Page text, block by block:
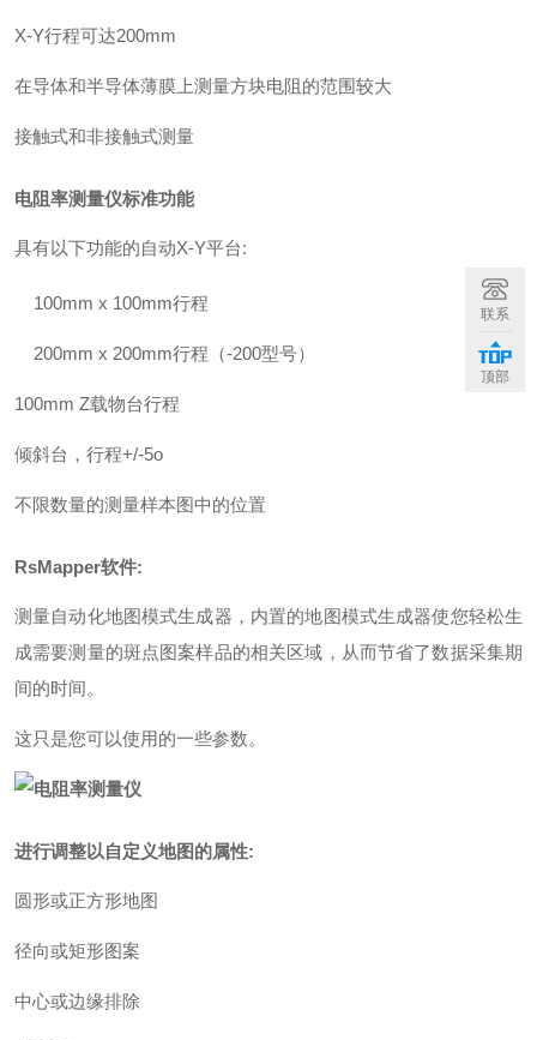
X-Y行程可达200mm
在导体和半导体薄膜上测量方块电阻的范围较大
接触式和非接触式测量
电阻率测量仪标准功能
具有以下功能的自动X-Y平台:
100mm x 100mm行程
200mm x 200mm行程（-200型号）
100mm Z载物台行程
倾斜台，行程+/-5o
不限数量的测量样本图中的位置
RsMapper软件:
测量自动化地图模式生成器，内置的地图模式生成器使您轻松生
成需要测量的斑点图案样品的相关区域，从而节省了数据采集期
间的时间。
这只是您可以使用的一些参数。
进行调整以自定义地图的属性:
圆形或正方形地图
径向或矩形图案
中心或边缘排除
联系
顶部